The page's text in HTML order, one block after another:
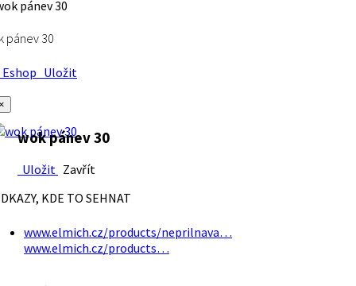
pánev 30
Uložit
wok pánev 30
Uložit Zavřít
KDE TO SEHNAT
www.elmich.cz/products/neprilnava…
www.elmich.cz/products…